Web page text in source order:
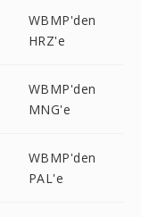
WBMP'den
HRZ'e
WBMP'den
MNG'e
WBMP'den
PAL'e